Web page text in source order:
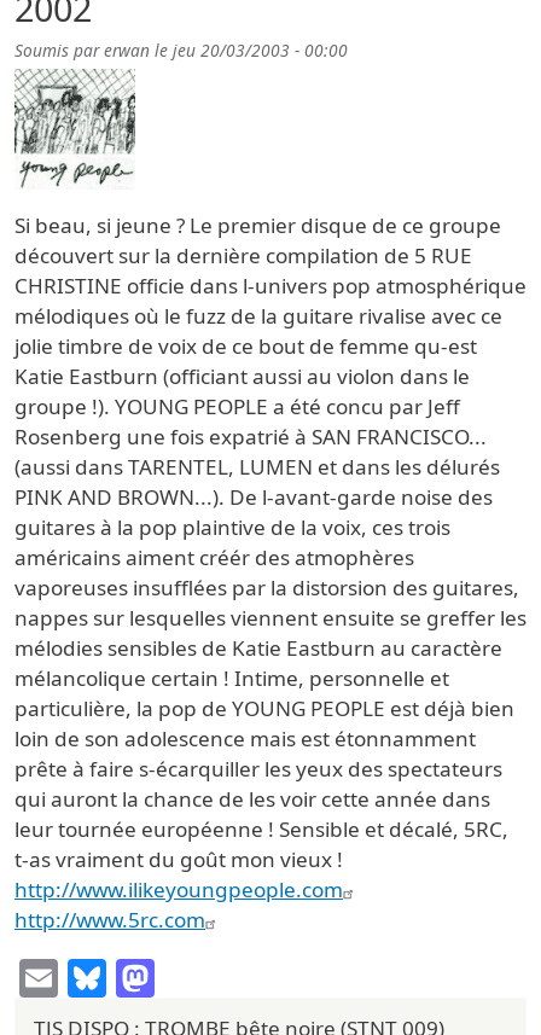
Soumis parerwan le jeu 20/03/2003 - 00:00
Si beau, si jeune ? Le premier disque de ce groupe
découvert sur la dernière compilation de 5 RUE
CHRISTINE officie dans l-univers pop atmosphérique
mélodiques où le fuzz de la guitare rivalise avec ce
jolie timbre de voix de ce bout de femme qu-est
Katie Eastburn (officiant aussi au violon dans le
groupe !). YOUNG PEOPLE a été concu par Jeff
Rosenberg une fois expatrié à SAN FRANCISCO...
(aussi dans TARENTEL, LUMEN et dans les délurés
PINK AND BROWN...). De l-avant-garde noise des
guitares à la pop plaintive de la voix, ces trois
américains aiment créér des atmophères
vaporeuses insufflées par la distorsion des guitares,
nappes sur lesquelles viennent ensuite se greffer les
mélodies sensibles de Katie Eastburn au caractère
mélancolique certain ! Intime, personnelle et
particulière, la pop de YOUNG PEOPLE est déjà bien
loin de son adolescence mais est étonnamment
prête à faire s-écarquiller les yeux des spectateurs
qui auront la chance de les voir cette année dans
leur tournée européenne ! Sensible et décalé, 5RC,
t-as vraiment du goût mon vieux !
http://www.ilikeyoungpeople.com
http://www.5rc.com
EmailBluesky
TJS DISPO : TROMBE bête noire (STNT 009)